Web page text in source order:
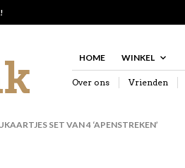
HOME WINKEL
Over ons Vrienden
SET VAN 4 ‘APENSTREKEN’